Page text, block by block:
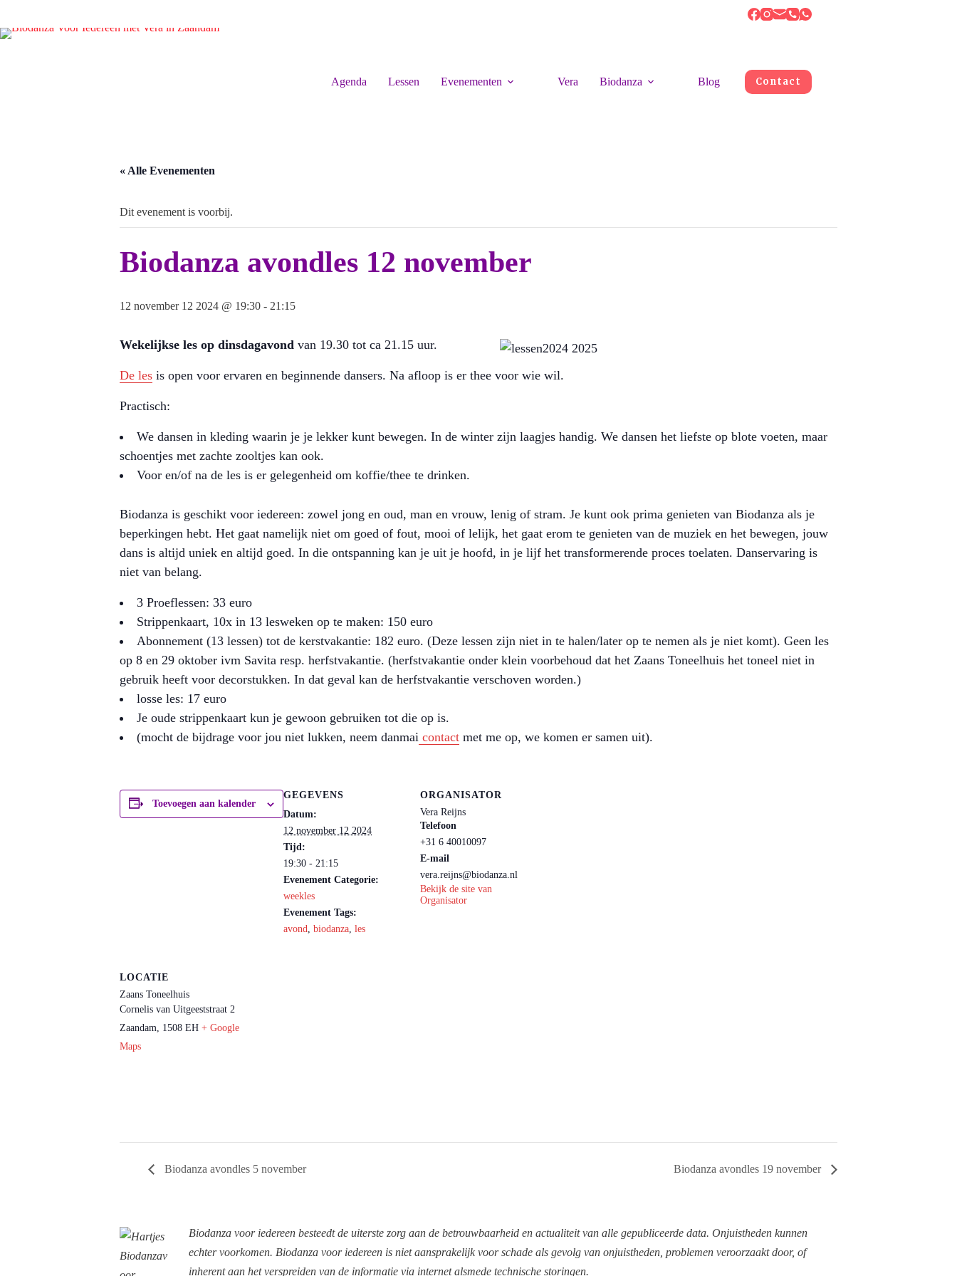
Agenda Lessen Evenementen Vera Biodanza Blog Contact
« Alle Evenementen
Dit evenement is voorbij.
Biodanza avondles 12 november
12 november 12 2024 @ 19:30 - 21:15
Wekelijkse les op dinsdagavond van 19.30 tot ca 21.15 uur.
De les is open voor ervaren en beginnende dansers. Na afloop is er thee voor wie wil.
Practisch:
We dansen in kleding waarin je je lekker kunt bewegen. In de winter zijn laagjes handig. We dansen het liefste op blote voeten, maar
schoentjes met zachte zooltjes kan ook.
Voor en/of na de les is er gelegenheid om koffie/thee te drinken.
Biodanza is geschikt voor iedereen: zowel jong en oud, man en vrouw, lenig of stram. Je kunt ook prima genieten van Biodanza als je
beperkingen hebt. Het gaat namelijk niet om goed of fout, mooi of lelijk, het gaat erom te genieten van de muziek en het bewegen, jouw
dans is altijd uniek en altijd goed. In die ontspanning kan je uit je hoofd, in je lijf het transformerende proces toelaten. Danservaring is
niet van belang.
3 Proeflessen: 33 euro
Strippenkaart, 10x in 13 lesweken op te maken: 150 euro
Abonnement (13 lessen) tot de kerstvakantie: 182 euro. (Deze lessen zijn niet in te halen/later op te nemen als je niet komt). Geen les
op 8 en 29 oktober ivm Savita resp. herfstvakantie. (herfstvakantie onder klein voorbehoud dat het Zaans Toneelhuis het toneel niet in
gebruik heeft voor decorstukken. In dat geval kan de herfstvakantie verschoven worden.)
losse les: 17 euro
Je oude strippenkaart kun je gewoon gebruiken tot die op is.
(mocht de bijdrage voor jou niet lukken, neem danmai contact met me op, we komen er samen uit).
Toevoegen aan kalender
GEGEVENS
Datum:
12 november 12 2024
Tijd:
19:30 - 21:15
Evenement Categorie:
weekles
Evenement Tags:
avond, biodanza, les
ORGANISATOR
Vera Reijns
Telefoon
+31 6 40010097
E-mail
vera.reijns@biodanza.nl
Bekijk de site van
Organisator
LOCATIE
Zaans Toneelhuis
Cornelis van Uitgeeststraat 2
Zaandam, 1508 EH + Google
Maps
Biodanza avondles 5 november Biodanza avondles 19 november
Biodanza voor iedereen besteedt de uiterste zorg aan de betrouwbaarheid en actualiteit van alle gepubliceerde data. Onjuistheden kunnen
echter voorkomen. Biodanza voor iedereen is niet aansprakelijk voor schade als gevolg van onjuistheden, problemen veroorzaakt door, of
inherent aan het verspreiden van de informatie via internet alsmede technische storingen.